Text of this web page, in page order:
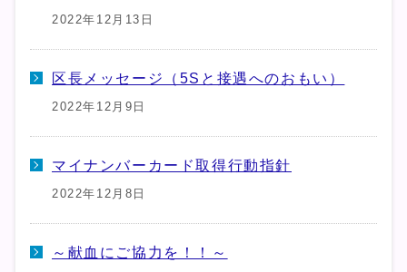
2022年12月13日
区長メッセージ（5Sと接遇へのおもい）
2022年12月9日
マイナンバーカード取得行動指針
2022年12月8日
～献血にご協力を！！～